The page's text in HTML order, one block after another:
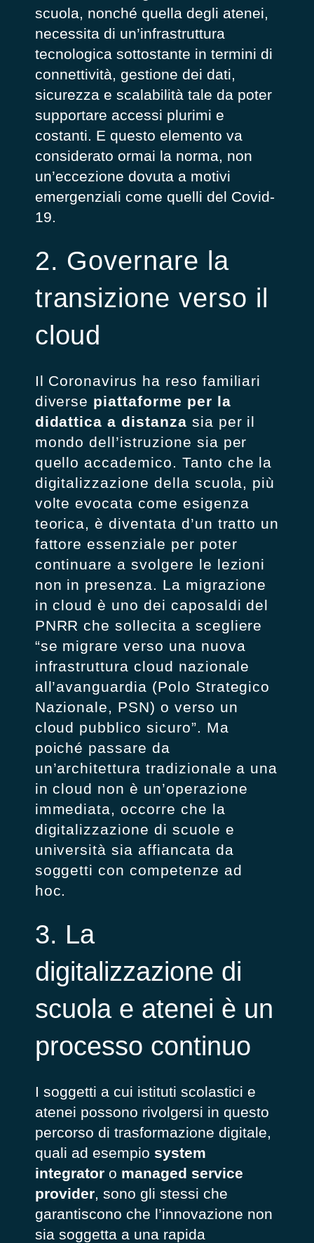
scuola, nonché quella degli atenei,
necessita di un’infrastruttura
tecnologica sottostante in termini di
connettività, gestione dei dati,
sicurezza e scalabilità tale da poter
supportare accessi plurimi e
costanti. E questo elemento va
considerato ormai la norma, non
un’eccezione dovuta a motivi
emergenziali come quelli del Covid-
19.
2. Governare la
transizione verso il
cloud
Il Coronavirus ha reso familiari
diverse piattaforme per la
didattica a distanza sia per il
mondo dell’istruzione sia per
quello accademico. Tanto che la
digitalizzazione della scuola, più
volte evocata come esigenza
teorica, è diventata d’un tratto un
fattore essenziale per poter
continuare a svolgere le lezioni
non in presenza. La migrazione
in cloud è uno dei caposaldi del
PNRR che sollecita a scegliere
“se migrare verso una nuova
infrastruttura cloud nazionale
all’avanguardia (Polo Strategico
Nazionale, PSN) o verso un
cloud pubblico sicuro”. Ma
poiché passare da
un’architettura tradizionale a una
in cloud non è un’operazione
immediata, occorre che la
digitalizzazione di scuole e
università sia affiancata da
soggetti con competenze ad
hoc.
3. La
digitalizzazione di
scuola e atenei è un
processo continuo
I soggetti a cui istituti scolastici e
atenei possono rivolgersi in questo
percorso di trasformazione digitale,
quali ad esempio system
integratoro managed service
provider, sono gli stessi che
garantiscono che l’innovazione non
sia soggetta a una rapida